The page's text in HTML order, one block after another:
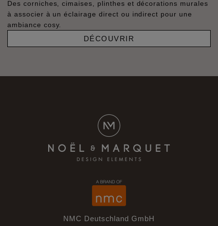
Des corniches, cimaises, plinthes et décorations murales
à associer à un éclairage direct ou indirect pour une
ambiance cosy.
DÉCOUVRIR
NMC Deutschland GmbH